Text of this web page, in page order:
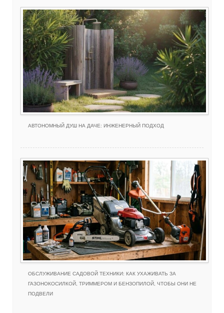
АВТОНОМНЫЙ ДУШ НА ДАЧЕ: ИНЖЕНЕРНЫЙ ПОДХОД
ОБСЛУЖИВАНИЕ САДОВОЙ ТЕХНИКИ: КАК УХАЖИВАТЬ ЗА
ГАЗОНОКОСИЛКОЙ, ТРИММЕРОМ И БЕНЗОПИЛОЙ, ЧТОБЫ ОНИ НЕ
ПОДВЕЛИ